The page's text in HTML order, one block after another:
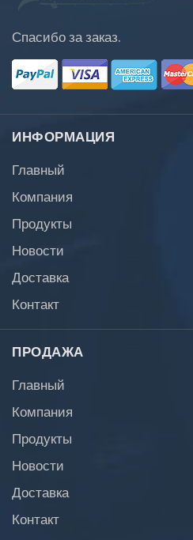
Спасибо за заказ.
ИНФОРМАЦИЯ
Главный
Компания
Продукты
Новости
Доставка
Контакт
ПРОДАЖА
Главный
Компания
Продукты
Новости
Доставка
Контакт